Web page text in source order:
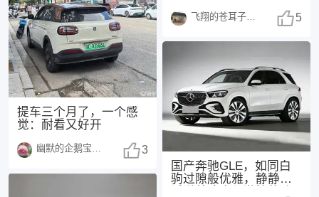
提车三个月了，一个感
觉：耐看又好开
幽默的企鹅宝宝1486 3
1.5
飞翔的苍耳子1438 5
国产奔驰GLE，如同白
驹过隙般优雅，静静地